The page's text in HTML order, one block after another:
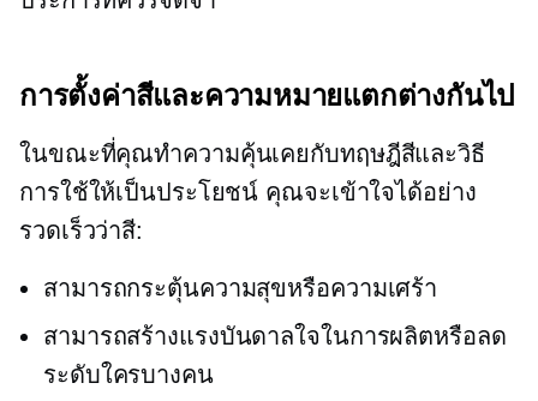
การตั้งค่าสีและความหมายแตกต่างกันไป
ในขณะที่คุณทำความคุ้นเคยกับทฤษฎีสีและวิธี
การใช้ให้เป็นประโยชน์ คุณจะเข้าใจได้อย่าง
รวดเร็วว่าสี:
สามารถกระตุ้นความสุขหรือความเศร้า
สามารถสร้างแรงบันดาลใจในการผลิตหรือลด
ระดับใครบางคน